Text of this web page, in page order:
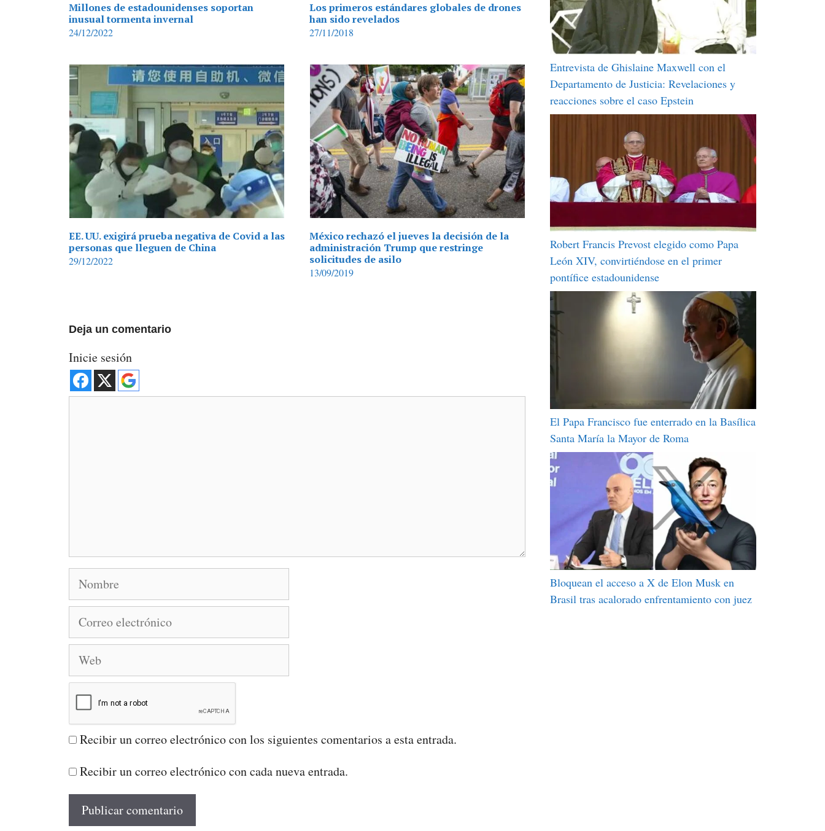
Millones de estadounidenses soportan
inusual tormenta invernal
24/12/2022
Los primeros estándares globales de drones
han sido revelados
27/11/2018
EE. UU. exigirá prueba negativa de Covid a las
personas que lleguen de China
29/12/2022
México rechazó el jueves la decisión de la
administración Trump que restringe
solicitudes de asilo
13/09/2019
Deja un comentario
Inicie sesión
Nombre
Correo
electrónico
Web
Recibir un correo electrónico con los siguientes comentarios a esta entrada.
Recibir un correo electrónico con cada nueva entrada.
Entrevista de Ghislaine Maxwell con el
Departamento de Justicia: Revelaciones y
reacciones sobre el caso Epstein
Robert Francis Prevost elegido como Papa
León XIV, convirtiéndose en el primer
pontífice estadounidense
El Papa Francisco fue enterrado en la Basílica
Santa María la Mayor de Roma
Bloquean el acceso a X de Elon Musk en
Brasil tras acalorado enfrentamiento con juez